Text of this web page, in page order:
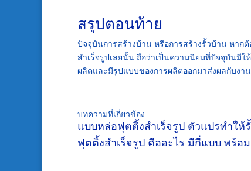
สรุปตอนท้าย
ปัจจุบันการสร้างบ้าน หรือการสร้างรั้วบ้าน หา
สำเร็จรูปเลยนั้น ถือว่าเป็นความนิยมที่ปัจจุบันมี
ผลิตและมีรูปแบบของการผลิตออกมาส่งผลกับง
บทความที่เกี่ยวข้อง
แบบหล่อฟุตติ้งสำเร็จรูป ตัวแปรทำให้
ฟุตติ้งสำเร็จรูป คืออะไร มีกี่แบบ พร้